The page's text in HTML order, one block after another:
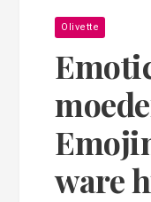
Olivette
ware